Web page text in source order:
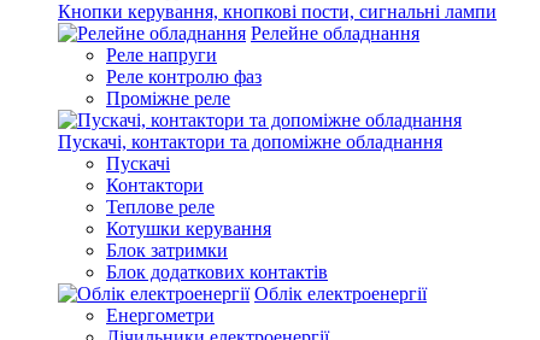
Кнопки керування, кнопкові пости, сигнальні лампи
Релейне обладнання
Реле напруги
Реле контролю фаз
Проміжне реле
Пускачі, контактори та допоміжне обладнання
Пускачі
Контактори
Теплове реле
Котушки керування
Блок затримки
Блок додаткових контактів
Облік електроенергії
Енергометри